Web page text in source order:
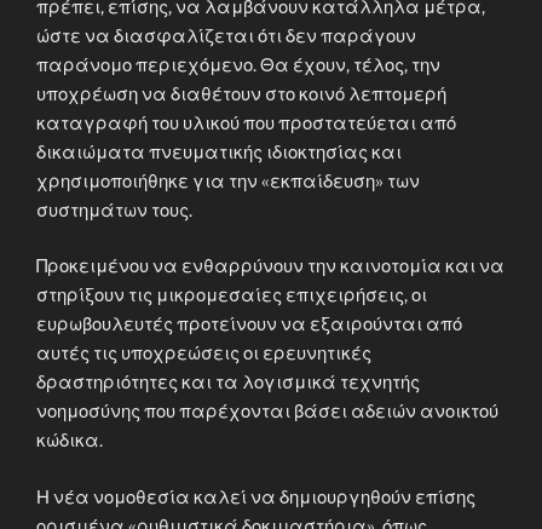
πρέπει, επίσης, να λαμβάνουν κατάλληλα μέτρα,
ώστε να διασφαλίζεται ότι δεν παράγουν
παράνομο περιεχόμενο. Θα έχουν, τέλος, την
υποχρέωση να διαθέτουν στο κοινό λεπτομερή
καταγραφή του υλικού που προστατεύεται από
δικαιώματα πνευματικής ιδιοκτησίας και
χρησιμοποιήθηκε για την «εκπαίδευση» των
συστημάτων τους.
Προκειμένου να ενθαρρύνουν την καινοτομία και να
στηρίξουν τις μικρομεσαίες επιχειρήσεις, οι
ευρωβουλευτές προτείνουν να εξαιρούνται από
αυτές τις υποχρεώσεις οι ερευνητικές
δραστηριότητες και τα λογισμικά τεχνητής
νοημοσύνης που παρέχονται βάσει αδειών ανοικτού
κώδικα.
Η νέα νομοθεσία καλεί να δημιουργηθούν επίσης